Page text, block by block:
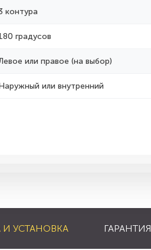
контура
градусов
или правое (на выбор)
или внутренний
И УСТАНОВКА ГАРАНТИЯ